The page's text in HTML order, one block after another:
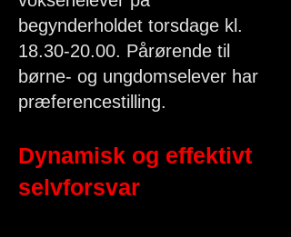
begynderholdet torsdage kl.
18.30-20.00. Pårørende til
børne- og ungdomselever har
præferencestilling.
Dynamisk og effektivt
selvforsvar